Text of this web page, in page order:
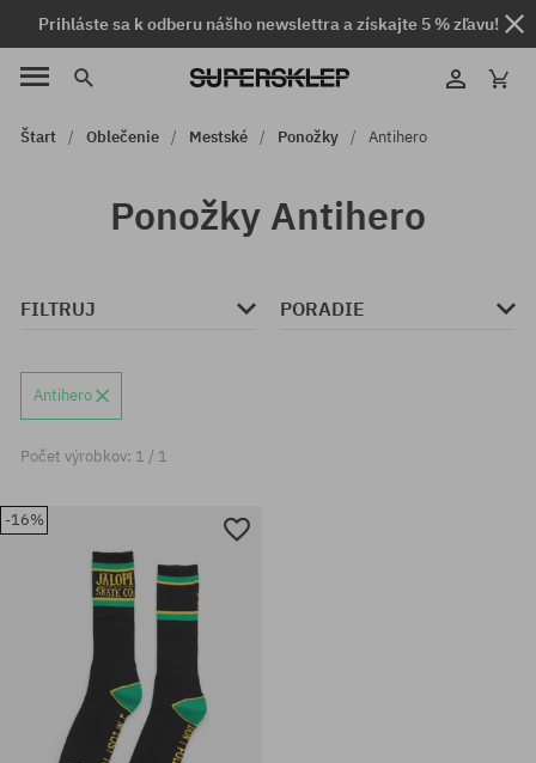
Prihláste sa k odberu nášho newslettra a získajte 5 % zľavu!
Štart Oblečenie Mestské Ponožky Antihero
Ponožky Antihero
FILTRUJ PORADIE
Antihero
Počet výrobkov: 1 / 1
-16%